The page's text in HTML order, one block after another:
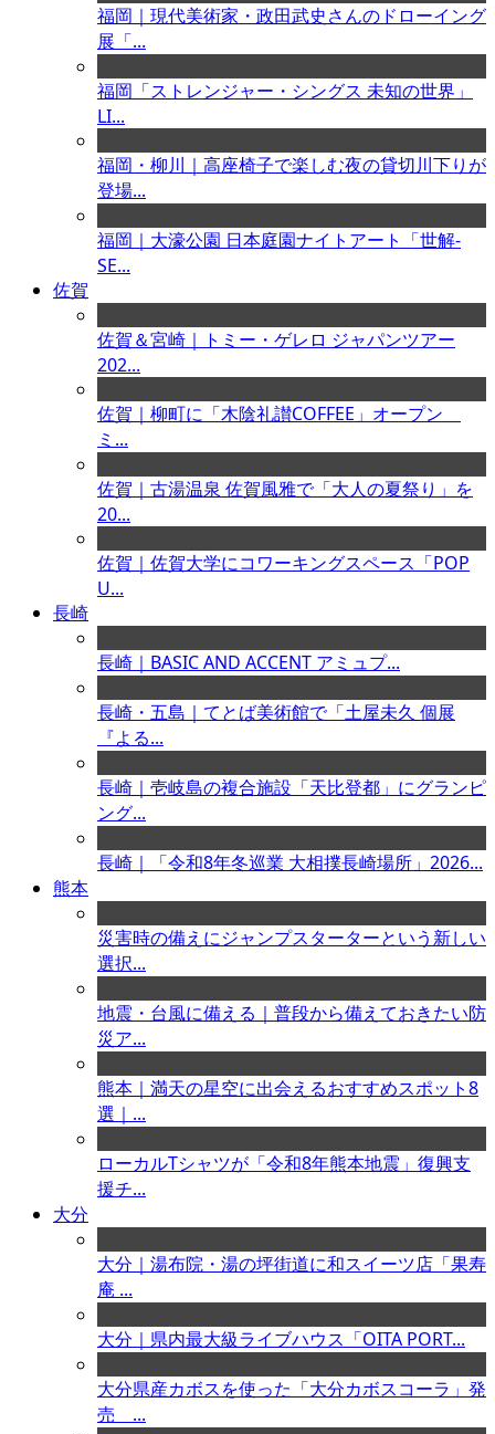
福岡｜現代美術家・政田武史さんのドローイング
展「...
福岡「ストレンジャー・シングス 未知の世界」
LI...
福岡・柳川｜高座椅子で楽しむ夜の貸切川下りが
登場...
福岡｜大濠公園 日本庭園ナイトアート「世解-
SE...
佐賀
佐賀＆宮崎｜トミー・ゲレロ ジャパンツアー
202...
佐賀｜柳町に「木陰礼讃COFFEE」オープン
ミ...
佐賀｜古湯温泉 佐賀風雅で「大人の夏祭り」を
20...
佐賀｜佐賀大学にコワーキングスペース「POP
U...
長崎
長崎｜BASIC AND ACCENT アミュプ...
長崎・五島｜てとば美術館で「土屋未久 個展
『よる...
長崎｜壱岐島の複合施設「天比登都」にグランピ
ング...
長崎｜「令和8年冬巡業 大相撲長崎場所」2026...
熊本
災害時の備えにジャンプスターターという新しい
選択...
地震・台風に備える｜普段から備えておきたい防
災ア...
熊本｜満天の星空に出会えるおすすめスポット8
選｜...
ローカルTシャツが「令和8年熊本地震」復興支
援チ...
大分
大分｜湯布院・湯の坪街道に和スイーツ店「果寿
庵 ...
大分｜県内最大級ライブハウス「OITA PORT...
大分県産カボスを使った「大分カボスコーラ」発
売 ...